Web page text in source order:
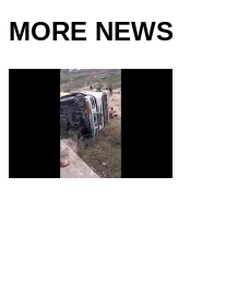
MORE NEWS